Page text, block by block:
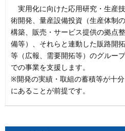
実用化に向けた応用研究・生産技
術開発、量産設備投資（生産体制の
構築、販売・サービス提供の拠点整
備等）、それらと連動した販路開拓
等（広報、需要開拓等）のグループ
での事業を支援します。
※開発の実績・取組の蓄積等が十分
にあることが前提です。